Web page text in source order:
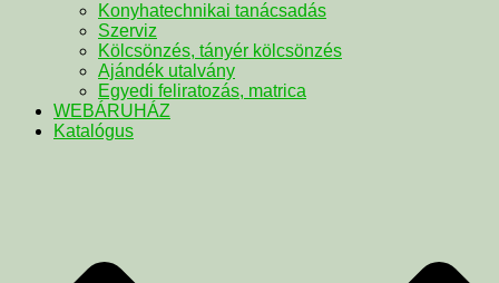
Konyhatechnikai tanácsadás
Szerviz
Kölcsönzés, tányér kölcsönzés
Ajándék utalvány
Egyedi feliratozás, matrica
WEBÁRUHÁZ
Katalógus